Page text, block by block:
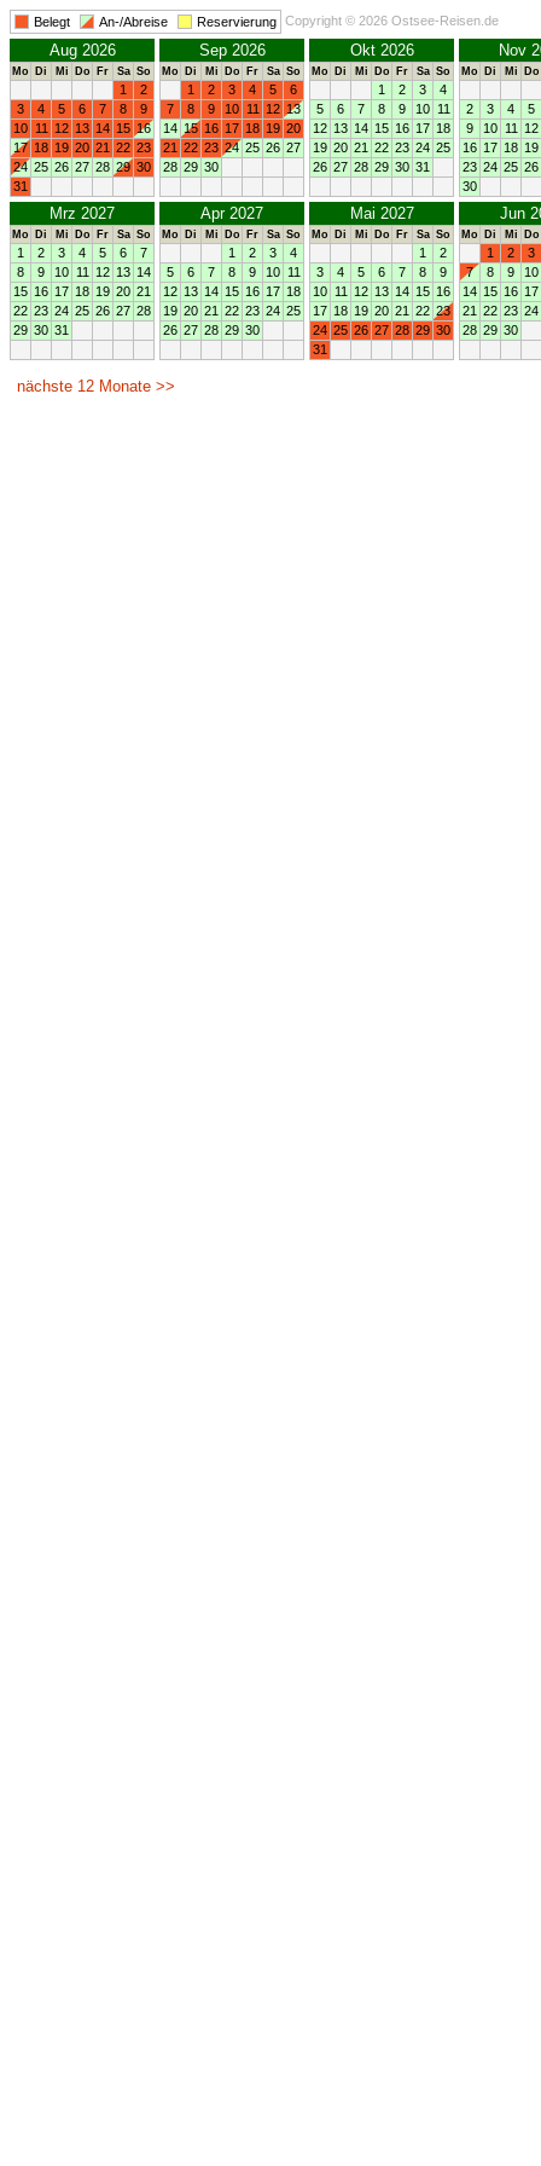
Belegt An-/Abreise Reservierung Copyright © 2026 Ostsee-Reisen.de
Aug 2026
Mo Di Mi Do Fr Sa So
1
2
3
4 5 6 7 8
9
10 11 12 13 14 15 16
17 18 19 20 21 22 23
24 25 26 27 28 29 30
31
Sep 2026
Mo Di Mi Do Fr Sa So
1 2 3 4 5
6
7
8 9 10 11 12 13
14 15 16 17 18 19 20
21 22 23 24 25 26 27
28 29 30
Okt 2026
Mo Di Mi Do Fr Sa So
1 2 3
4
5
6 7 8 9 10 11
12 13 14 15 16 17 18
19 20 21 22 23 24 25
26 27 28 29 30 31
Nov
Mo Di Mi Do
2 3 4
5
9
10 11
12
16 17 18 19
23 24 25 26
30
Mrz 2027
Mo Di Mi Do Fr Sa So
1 2 3 4 5 6
7
8
9 10 11 12 13 14
15 16 17 18 19 20 21
22 23 24 25 26 27 28
29 30 31
Apr 2027
Mo Di Mi Do Fr Sa So
1 2 3
4
5
6 7 8 9 10 11
12 13 14 15 16 17 18
19 20 21 22 23 24 25
26 27 28 29 30
Mai 2027
Mo Di Mi Do Fr Sa So
1
2
3
4 5 6 7 8
9
10 11 12 13 14 15 16
17 18 19 20 21 22 23
24 25 26 27 28 29 30
31
Jun
Mo Di Mi Do
1 2
3
7
8 9
10
14 15 16 17
21 22 23 24
28 29 30
nächste 12 Monate >>